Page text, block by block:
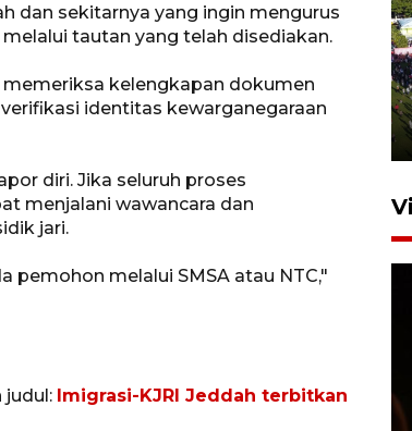
dan sekitarnya yang ingin mengurus
tautan yang telah disediakan.
kelengkapan dokumen
identitas kewarganegaraan
diri. Jika seluruh proses
menjalani wawancara dan
jari.
pemohon melalui SMSA atau NTC,"
judul: Imigrasi-KJRI Jeddah terbitkan
UPACARA HUT KE-78
REPUBLIK INDONESIA DI
GORONTALO
SPPG di Gorontalo jaga